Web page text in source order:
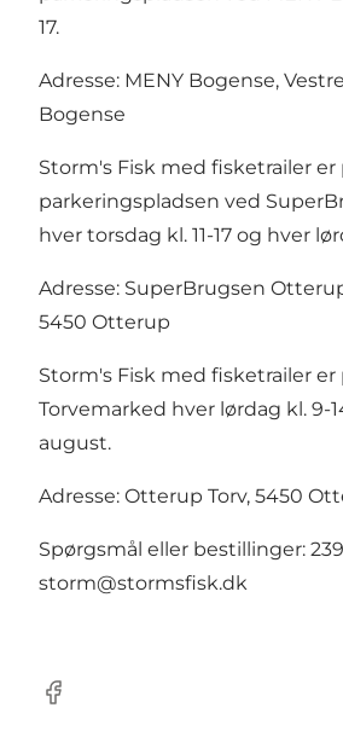
17.
Adresse: MENY Bogense,
Bogense
Storm's Fisk med fisketrailer er
parkeringspladsen ved
hver torsdag kl. 11-17 og hver
Adresse: SuperBrugsen
5450 Otterup
Storm's Fisk med fisketrailer
Torvemarked hver lørdag kl. 9-
august.
Adresse: Otterup Torv, 5450
Spørgsmål eller bestillinger:
storm@stormsfisk.dk
Facebook